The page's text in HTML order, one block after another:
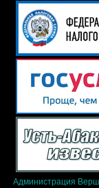
Администрация